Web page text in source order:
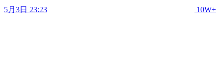
5月3日 23:23 10W+